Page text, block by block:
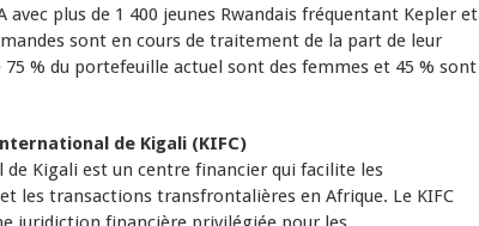
avec plus de 1 400 jeunes Rwandais fréquentant Kepler et
sont en cours de traitement de la part de leur
% du portefeuille actuel sont des femmes et 45 % sont
de Kigali (KIFC)
Kigali est un centre financier qui facilite les
les transactions transfrontalières en Afrique. Le KIFC